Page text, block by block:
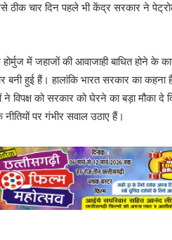
चार दिन पहले भी केंद्र सरकार ने
में जहाजों की आवाजाही बाधित होने के
हुई हैं। हालांकि भारत सरकार का कहना
विपक्ष को सरकार को घेरने का बड़ा मौका दे
पर गंभीर सवाल उठाए हैं।